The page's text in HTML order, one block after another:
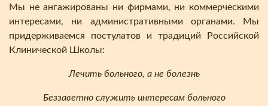
Мы не ангажированы ни фирмами, ни коммерческими
интересами, ни административными органами. Мы
придерживаемся постулатов и традиций Российской
Клинической Школы:
Лечить больного, а не болезнь
Беззаветно служить интересам больного